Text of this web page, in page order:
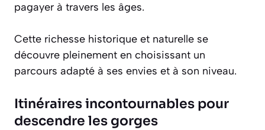
pagayer à travers les âges.
Cette richesse historique et naturelle se
découvre pleinement en choisissant un
parcours adapté à ses envies et à son niveau.
Itinéraires incontournables pour
descendre les gorges